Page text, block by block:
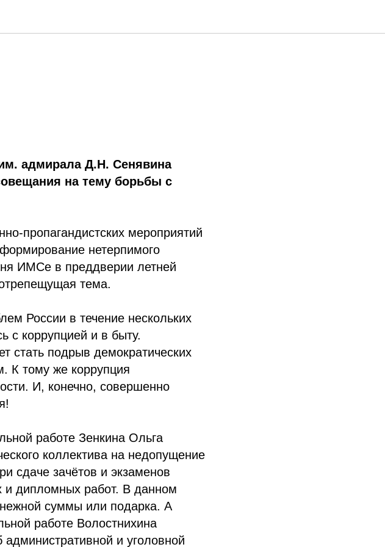
адмирала Д.Н. Сенявина
на тему борьбы с
пропагандистских мероприятий
нетерпимого
ИМСе в преддверии летней
тема.
России в течение нескольких
с коррупцией и в быту.
стать подрыв демократических
К тому же коррупция
И, конечно, совершенно
работе Зенкина Ольга
коллектива на недопущение
сдаче зачётов и экзаменов
и дипломных работ. В данном
суммы или подарка. А
работе Волостнихина
и уголовной